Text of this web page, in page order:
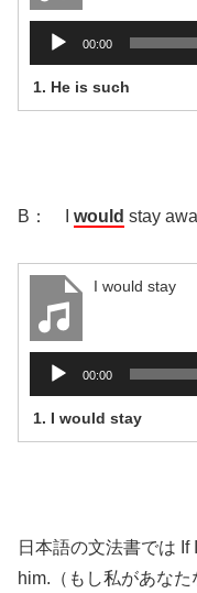
プ
レ
00:00
1. He is such
B： I would stay
I would stay
声
プ
レ
00:00
1. I would stay
日本語の文法書では If
him.（もし私があな